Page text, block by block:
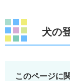
犬の
このページに